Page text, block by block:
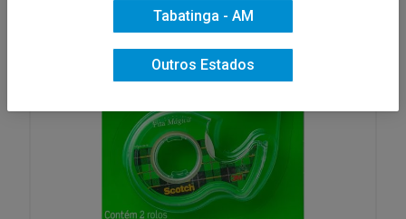
Tabatinga - AM
Outros Estados